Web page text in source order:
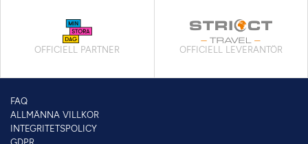
OFFICIELL PARTNER OFFICIELL LEVERANTÖR
FAQ
ALLMÄNNA VILLKOR
INTEGRITETSPOLICY